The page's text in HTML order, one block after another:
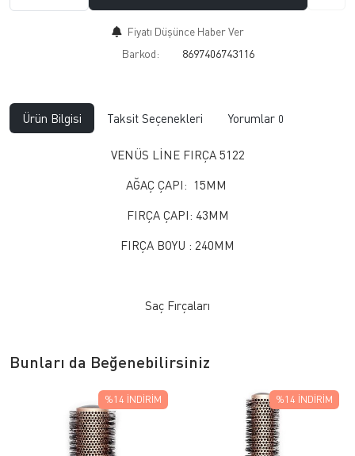
Fiyatı Düşünce Haber Ver
Barkod:
8697406743116
Ürün Bilgisi Taksit Seçenekleri Yorumlar 0
VENÜS LİNE FIRÇA 5122
AĞAÇ ÇAPI: 15MM
FIRÇA ÇAPI: 43MM
FIRÇA BOYU : 240MM
Saç Fırçaları
Bunları da Beğenebilirsiniz
%14 İNDIRIM %14 İNDIRIM